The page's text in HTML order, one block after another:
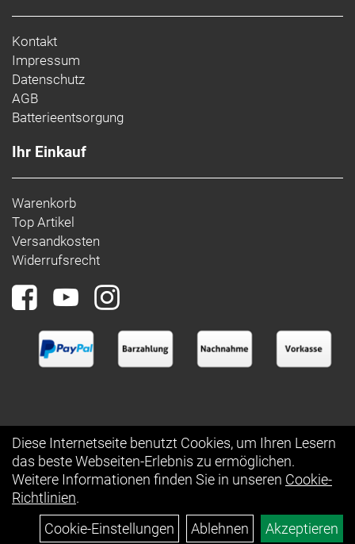
Kontakt
Impressum
Datenschutz
AGB
Batterieentsorgung
Ihr Einkauf
Warenkorb
Top Artikel
Versandkosten
Widerrufsrecht
Diese Internetseite benutzt Cookies, um Ihren Lesern
das beste Webseiten-Erlebnis zu ermöglichen.
Weitere Informationen finden Sie in unseren Cookie-
Richtlinien.
Cookie-Einstellungen
Ablehnen Akzeptieren
Auftrag widerrufen